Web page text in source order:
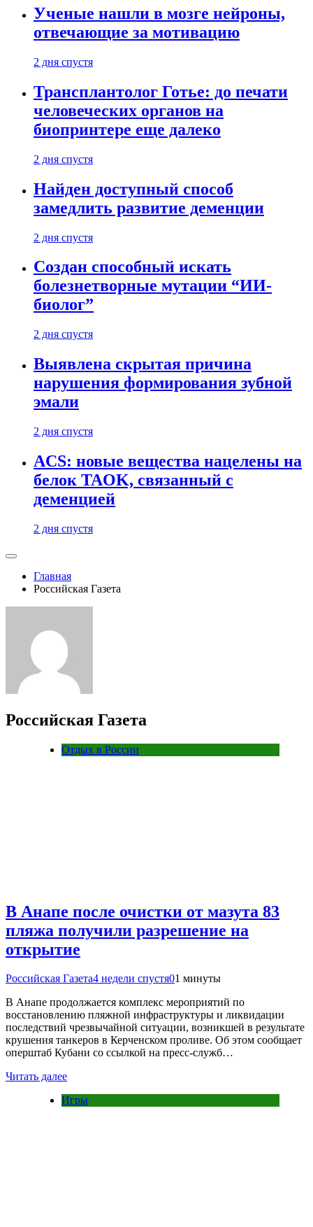
Ученые нашли в мозге нейроны,
отвечающие за мотивацию
2 дня спустя
Трансплантолог Готье: до печати
человеческих органов на
биопринтере еще далеко
2 дня спустя
Найден доступный способ
замедлить развитие деменции
2 дня спустя
Создан способный искать
болезнетворные мутации “ИИ-
биолог”
2 дня спустя
Выявлена скрытая причина
нарушения формирования зубной
эмали
2 дня спустя
ACS: новые вещества нацелены на
белок TAOK, связанный с
деменцией
2 дня спустя
Главная
Российская Газета
Российская Газета
Отдых в России
В Анапе после очистки от мазута 83
пляжа получили разрешение на
открытие
Российская Газета4 недели спустя01 минуты
В Анапе продолжается комплекс мероприятий по
восстановлению пляжной инфраструктуры и ликвидации
последствий чрезвычайной ситуации, возникшей в результате
крушения танкеров в Керченском проливе. Об этом сообщает
оперштаб Кубани со ссылкой на пресс-служб…
Читать далее
Игры